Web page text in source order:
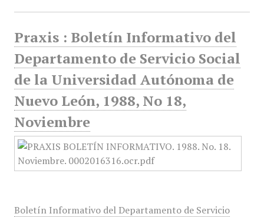
Praxis : Boletín Informativo del
Departamento de Servicio Social
de la Universidad Autónoma de
Nuevo León, 1988, No 18,
Noviembre
Boletín Informativo del Departamento de Servicio